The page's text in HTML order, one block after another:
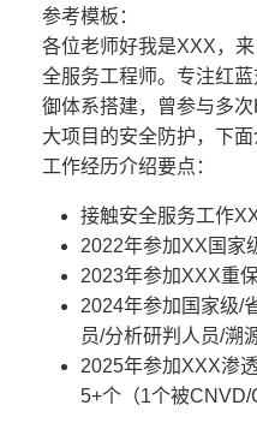
参考模板：
各位老师好我是XXX，
全服务工程师。专注红
御体系搭建，曾参与多
大项目的安全防护，下面
工作经历介绍要点：
接触安全服务工作
2022年参加XX国家
2023年参加XXX重
2024年参加国家级/
员/分析研判人员/溯
2025年参加XXX渗
5+个（1个被CNVD/